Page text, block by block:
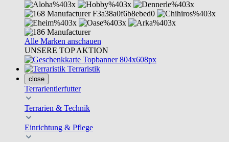
Alle Marken anschauen
UNSERE TOP AKTION
Terraristik
close
Terrarientierfutter
Terrarien & Technik
Einrichtung & Pflege